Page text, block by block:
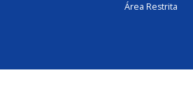
Área Restrita